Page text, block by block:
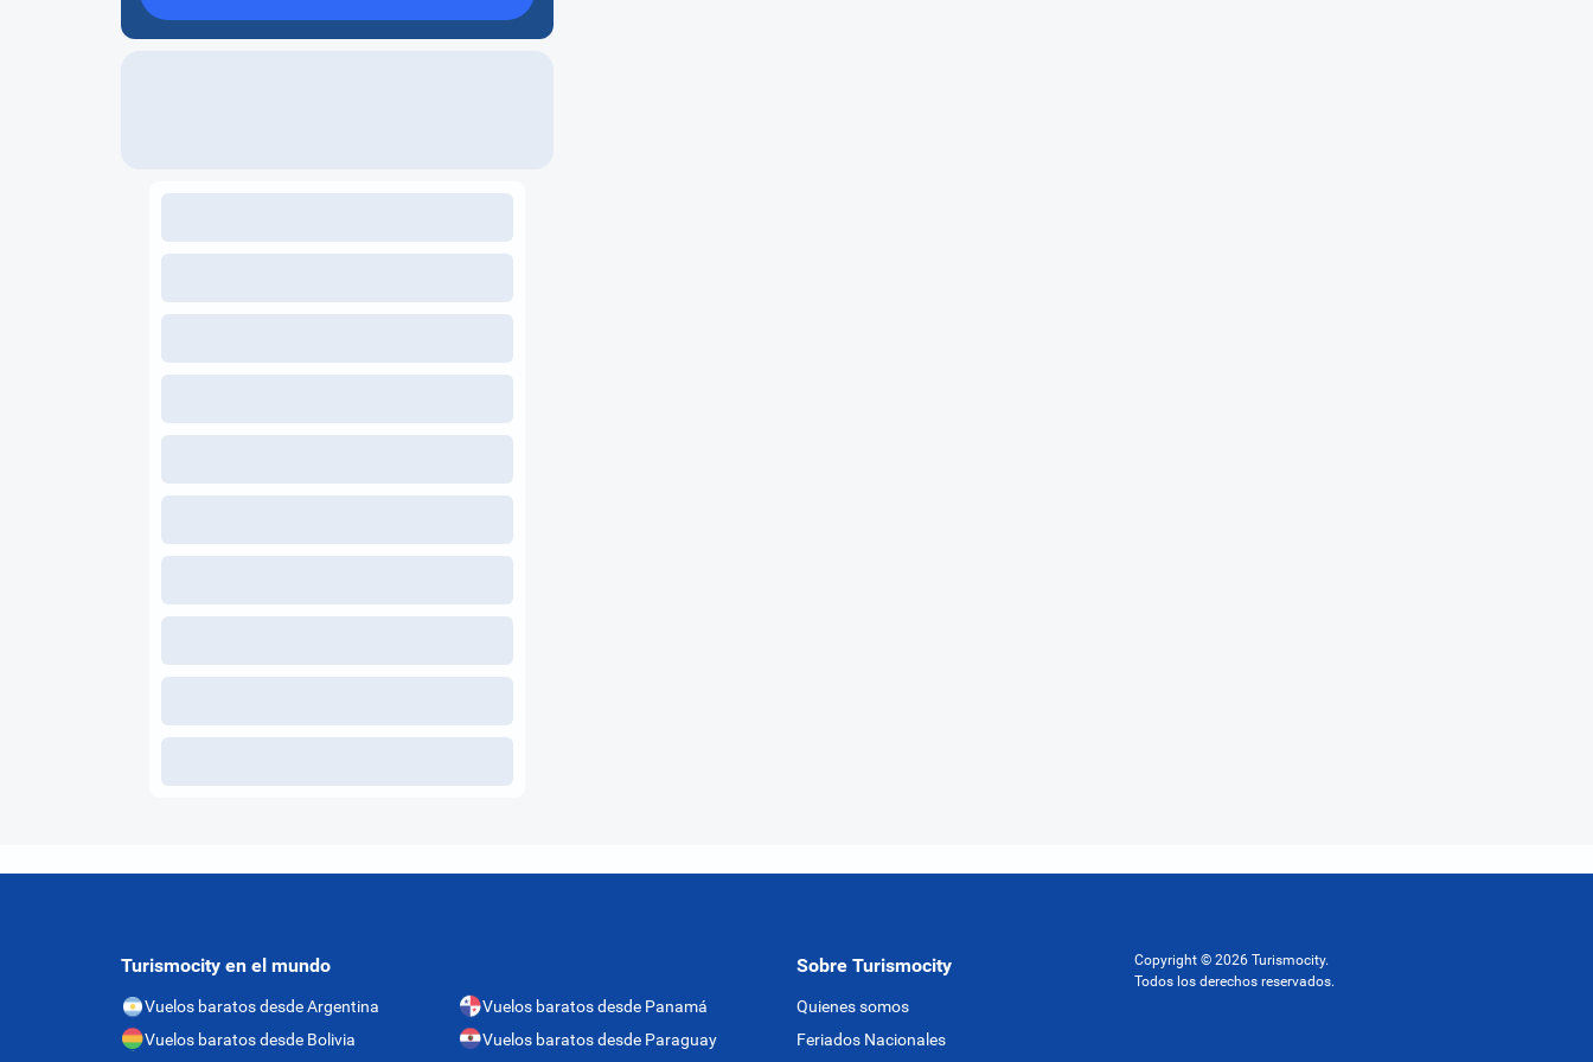
Turismocity en el mundo
Vuelos baratos desde Argentina
Vuelos baratos desde Bolivia
Vuelos baratos desde Panamá
Vuelos baratos desde Paraguay
Sobre Turismocity
Quienes somos
Feriados Nacionales
Copyright © 2026 Turismocity.
Todos los derechos reservados.